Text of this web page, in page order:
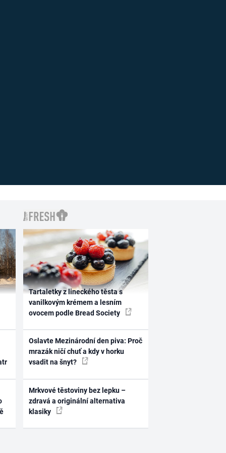
Tartaletky z lineckého těsta s
vanilkovým krémem a lesním
ovocem podle Bread Society
Oslavte Mezinárodní den piva: Proč
mrazák ničí chuť a kdy v horku
vsadit na šnyt?
Mrkvové těstoviny bez lepku –
zdravá a originální alternativa
klasiky